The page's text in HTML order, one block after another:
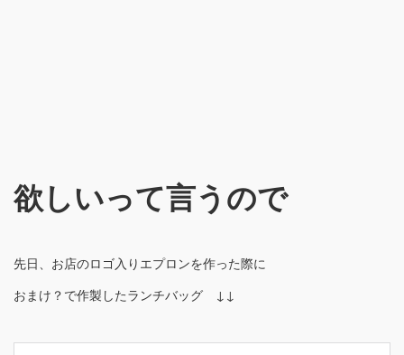
欲しいって言うので
先日、お店のロゴ入りエプロンを作った際に
おまけ？で作製したランチバッグ ↓↓